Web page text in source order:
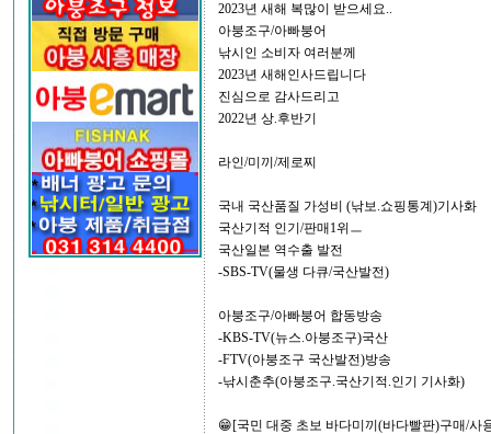
2023년 새해 복많이 받으세요..
아붕조구/아빠붕어
낚시인 소비자 여러분께
2023년 새해인사드립니다
진심으로 감사드리고
2022년 상.후반기
라인/미끼/제로찌
국내 국산품질 가성비 (낚보.쇼핑통계)기사화
국산기적 인기/판매1위ㅡ
국산일본 역수출 발전
-SBS-TV(물생 다큐/국산발전)
아붕조구/아빠붕어 합동방송
-KBS-TV(뉴스.아붕조구)국산
-FTV(아붕조구 국산발전)방송
-낚시춘추(아붕조구.국산기적.인기 기사화)
😁[국민 대중 초보 바다미끼(바다빨판)구매/사